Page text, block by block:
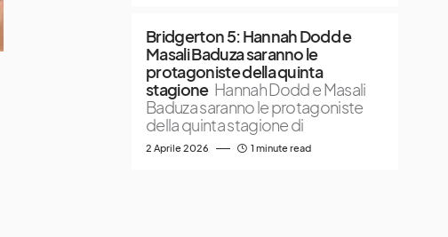
Bridgerton 5: Hannah Dodd e
Masali Baduza saranno le
protagoniste della quinta
stagione Hannah Dodd e Masali
Baduza saranno le protagoniste
della quinta stagione di
2 Aprile 2026 1 minute read